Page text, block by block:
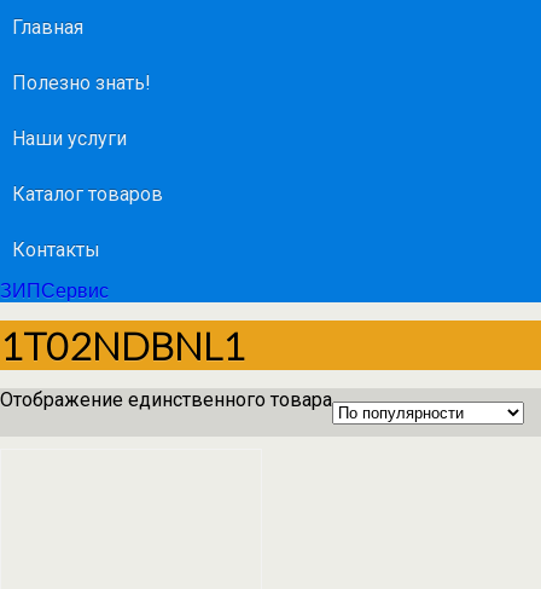
Главная
Полезно знать!
Наши услуги
Каталог товаров
Контакты
ЗИПСервис
1T02NDBNL1
Отображение единственного товара